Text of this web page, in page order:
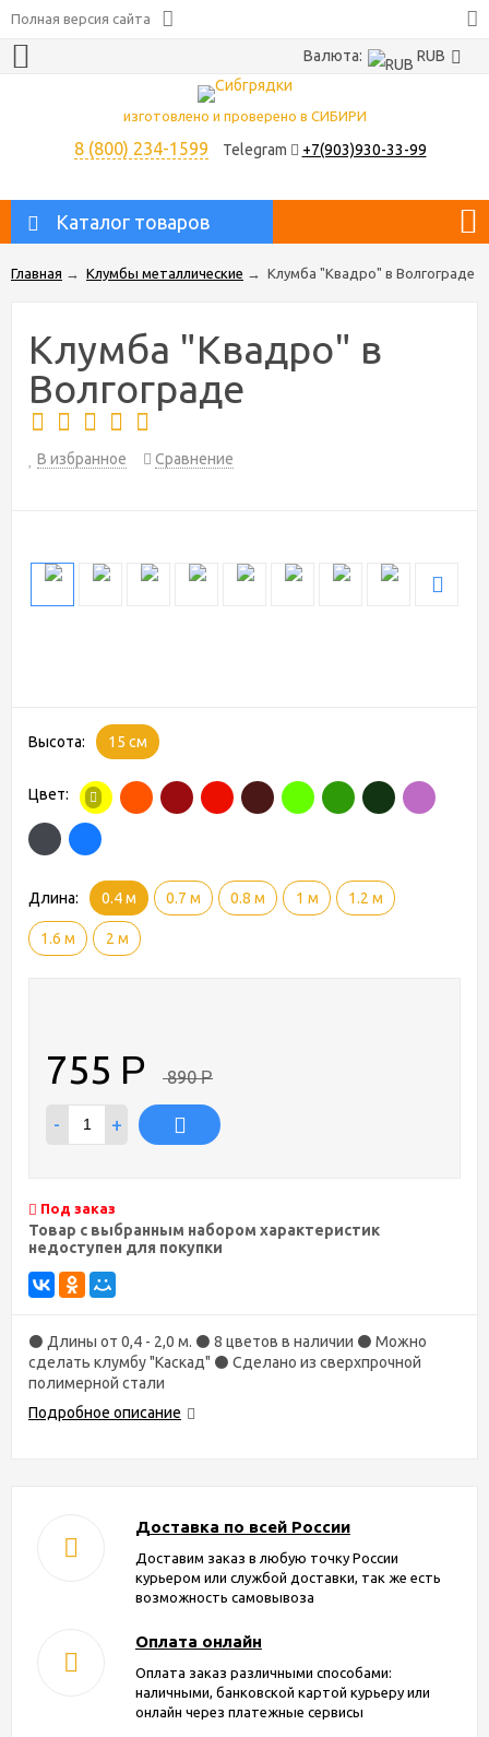
Полная версия сайта
Валюта: RUB
изготовлено и проверено в СИБИРИ
8 (800) 234-1599 Telegram +7(903)930-33-99
Каталог товаров
Главная → Клумбы металлические → Клумба "Квадро" в Волгограде
Клумба "Квадро" в
Волгограде
В избранное Сравнение
Высота: 15 см
Цвет:
Длина: 0.4 м 0.7 м 0.8 м 1 м 1.2 м
1.6 м 2 м
755 Р 890Р
- +
Под заказ
Товар с выбранным набором характеристик
недоступен для покупки
⚫ Длины от 0,4 - 2,0 м. ⚫ 8 цветов в наличии ⚫ Можно
сделать клумбу "Каскад" ⚫ Сделано из сверхпрочной
полимерной стали
Подробное описание
Доставка по всей России
Доставим заказ в любую точку России
курьером или службой доставки, так же есть
возможность самовывоза
Оплата онлайн
Оплата заказ различными способами:
наличными, банковской картой курьеру или
онлайн через платежные сервисы